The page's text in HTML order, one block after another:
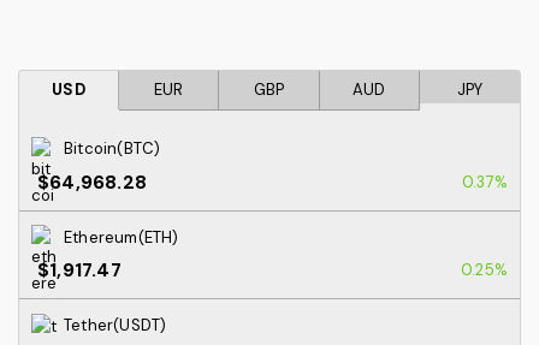
USD EUR GBP AUD JPY
Bitcoin(BTC)
$64,968.28 0.37%
Ethereum(ETH)
$1,917.47 0.25%
Tether(USDT)